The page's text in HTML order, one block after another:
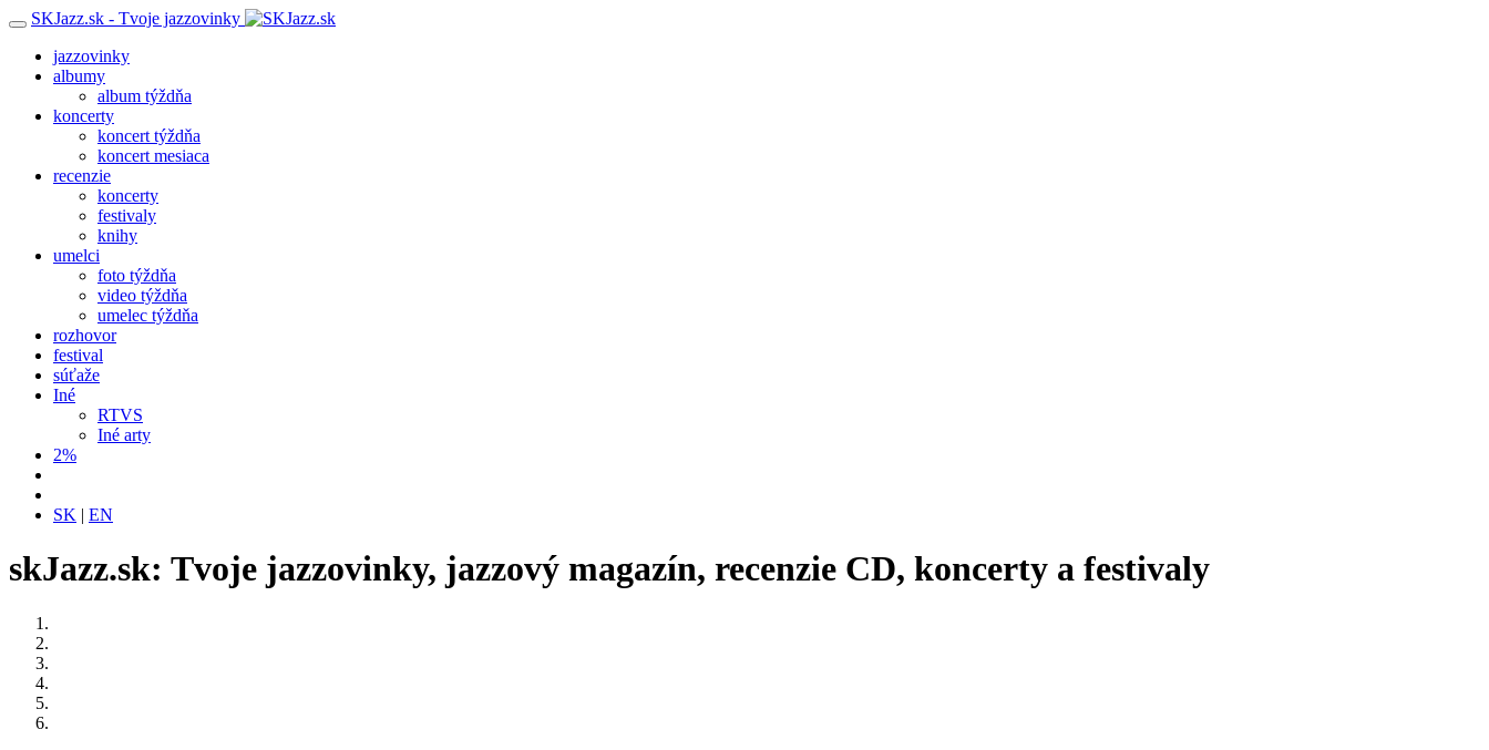
SKJazz.sk - Tvoje jazzovinky
jazzovinky
albumy
album týždňa
koncerty
koncert týždňa
koncert mesiaca
recenzie
koncerty
festivaly
knihy
umelci
foto týždňa
video týždňa
umelec týždňa
rozhovor
festival
súťaže
Iné
RTVS
Iné arty
2%
SK | EN
skJazz.sk: Tvoje jazzovinky, jazzový magazín, recenzie CD, koncerty a festivaly